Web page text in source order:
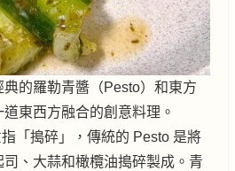
的羅勒青醬（Pesto）和東方
東西方融合的創意料理。
「搗碎」，傳統的 Pesto 是將
、大蒜和橄欖油搗碎製成。青